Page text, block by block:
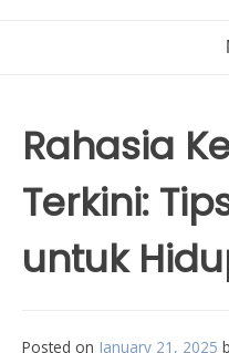
Rahasia
Terkini:
untuk
Posted on January 21, 2025